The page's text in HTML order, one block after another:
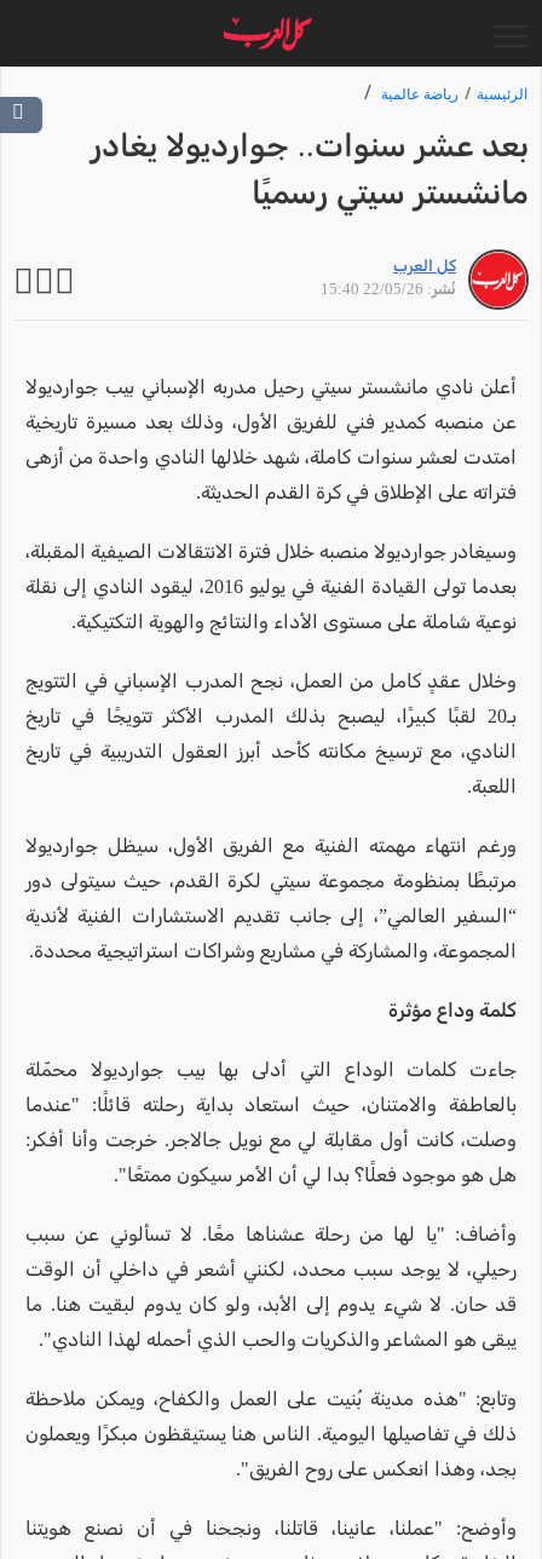
الرئيسية رياضة عالمية
بعد عشر سنوات.. جوارديولا يغادر
مانشستر سيتي رسميًا
كل العرب
نُشر: 22/05/26 15:40
أعلن نادي مانشستر سيتي رحيل مدربه الإسباني بيب جوارديولا
عن منصبه كمدير فني للفريق الأول، وذلك بعد مسيرة تاريخية
امتدت لعشر سنوات كاملة، شهد خلالها النادي واحدة من أزهى
فتراته على الإطلاق في كرة القدم الحديثة.
وسيغادر جوارديولا منصبه خلال فترة الانتقالات الصيفية المقبلة،
بعدما تولى القيادة الفنية في يوليو 2016، ليقود النادي إلى نقلة
نوعية شاملة على مستوى الأداء والنتائج والهوية التكتيكية.
وخلال عقدٍ كامل من العمل، نجح المدرب الإسباني في التتويج
بـ20 لقبًا كبيرًا، ليصبح بذلك المدرب الأكثر تتويجًا في تاريخ
النادي، مع ترسيخ مكانته كأحد أبرز العقول التدريبية في تاريخ
اللعبة.
ورغم انتهاء مهمته الفنية مع الفريق الأول، سيظل جوارديولا
مرتبطًا بمنظومة مجموعة سيتي لكرة القدم، حيث سيتولى دور
“السفير العالمي”، إلى جانب تقديم الاستشارات الفنية لأندية
المجموعة، والمشاركة في مشاريع وشراكات استراتيجية محددة.
كلمة وداع مؤثرة
جاءت كلمات الوداع التي أدلى بها بيب جوارديولا محمّلة
بالعاطفة والامتنان، حيث استعاد بداية رحلته قائلًا: "عندما
وصلت، كانت أول مقابلة لي مع نويل جالاجر. خرجت وأنا أفكر:
هل هو موجود فعلًا؟ بدا لي أن الأمر سيكون ممتعًا".
وأضاف: "يا لها من رحلة عشناها معًا. لا تسألوني عن سبب
رحيلي، لا يوجد سبب محدد، لكنني أشعر في داخلي أن الوقت
قد حان. لا شيء يدوم إلى الأبد، ولو كان يدوم لبقيت هنا. ما
يبقى هو المشاعر والذكريات والحب الذي أحمله لهذا النادي".
وتابع: "هذه مدينة بُنيت على العمل والكفاح، ويمكن ملاحظة
ذلك في تفاصيلها اليومية. الناس هنا يستيقظون مبكرًا ويعملون
بجد، وهذا انعكس على روح الفريق".
وأوضح: "عملنا، عانينا، قاتلنا، ونجحنا في أن نصنع هويتنا